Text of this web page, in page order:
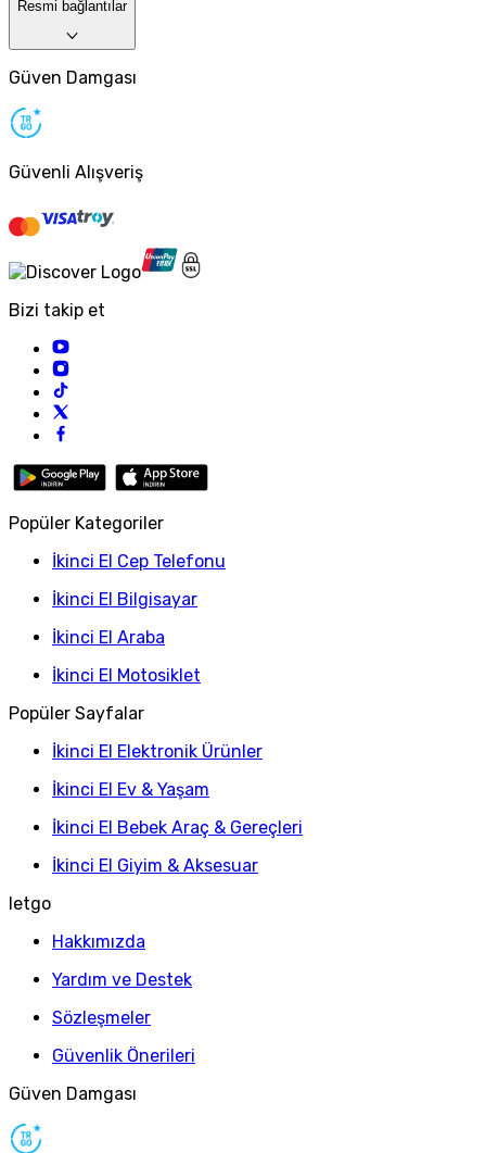
Resmi bağlantılar
Güven Damgası
Güvenli Alışveriş
Bizi takip et
Popüler Kategoriler
İkinci El Cep Telefonu
İkinci El Bilgisayar
İkinci El Araba
İkinci El Motosiklet
Popüler Sayfalar
İkinci El Elektronik Ürünler
İkinci El Ev & Yaşam
İkinci El Bebek Araç & Gereçleri
İkinci El Giyim & Aksesuar
letgo
Hakkımızda
Yardım ve Destek
Sözleşmeler
Güvenlik Önerileri
Güven Damgası